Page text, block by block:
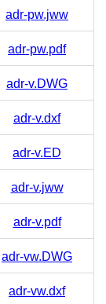
adr-pw.jww
adr-pw.pdf
adr-v.DWG
adr-v.dxf
adr-v.ED
adr-v.jww
adr-v.pdf
adr-vw.DWG
adr-vw.dxf